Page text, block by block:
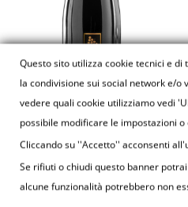
VdS Gragnano Rosso
Frizzante DOP 75cl
13,00 €
Questo sito utilizza cookie tecnici e
la condivisione sui social network e/o
vedere quali cookie utilizziamo vedi
possibile modificare le impostazioni
Cliccando su ''Accetto'' acconsenti
Se rifiuti o chiudi questo banner
alcune funzionalità potrebbero non